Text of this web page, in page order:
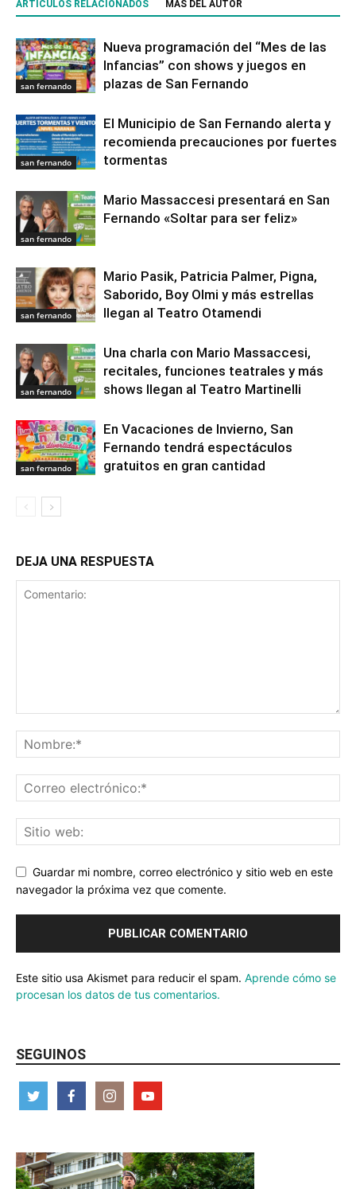
ARTÍCULOS RELACIONADOS MÁS DEL AUTOR
san fernando
Nueva programación del “Mes de las
Infancias” con shows y juegos en
plazas de San Fernando
san fernando
El Municipio de San Fernando alerta y
recomienda precauciones por fuertes
tormentas
san fernando
Mario Massaccesi presentará en San
Fernando «Soltar para ser feliz»
san fernando
Mario Pasik, Patricia Palmer, Pigna,
Saborido, Boy Olmi y más estrellas
llegan al Teatro Otamendi
san fernando
Una charla con Mario Massaccesi,
recitales, funciones teatrales y más
shows llegan al Teatro Martinelli
san fernando
En Vacaciones de Invierno, San
Fernando tendrá espectáculos
gratuitos en gran cantidad
DEJA UNA RESPUESTA
Guardar mi nombre, correo electrónico y sitio web en este
navegador la próxima vez que comente.
Este sitio usa Akismet para reducir el spam. Aprende cómo se
procesan los datos de tus comentarios.
SEGUINOS